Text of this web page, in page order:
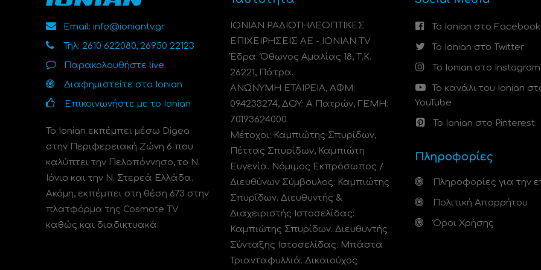
Email: info@ioniantv.gr
Τηλ: 2610 622080, 26950 22123
Παρακολουθήστε live
Διαφημιστείτε στο Ionian
Επικοινωνήστε με το Ionian
Το Ionian εκπέμπει μέσω Digea
στην Περιφερειακή Ζώνη 6 που
καλύπτει την Πελοπόννησο, το N.
Ιόνιο και την Ν. Στερεά Ελλάδα.
Ακόμη, εκπέμπει στη θέση 673 στην
πλατφόρμα της Cosmote TV
καθώς και διαδικτυακά.
ΙΟΝΙΑΝ ΡΑΔΙΟΤΗΛΕΟΠΤΙΚΕΣ
ΕΠΙΧΕΙΡΗΣΕΙΣ ΑΕ - IONIAN TV
Έδρα: Όθωνος Αμαλίας 18, Τ.Κ.
26221, Πάτρα.
ΑΝΩΝΥΜΗ ΕΤΑΙΡΕΙΑ, ΑΦΜ:
094233274, ΔΟΥ: A Πατρών, ΓΕΜΗ:
70193624000.
Μέτοχοι: Καμπιώτης Σπυρίδων,
Πέττας Σπυρίδων, Καμπιώτη
Ευγενία. Νόμιμος Εκπρόσωπος /
Διευθύνων Σύμβουλος: Καμπιώτης
Σπυρίδων. Διευθυντής &
Διαχειριστής Ιστοσελίδας:
Καμπιώτης Σπυρίδων. Διευθυντής
Σύνταξης Ιστοσελίδας: Μπάστα
Τριανταφυλλιά. Δικαιούχος
Το Ionian στο Facebook
Το Ionian στο Twitter
Το Ionian στο Instagram
Το κανάλι του Ionian
YouTube
Το Ionian στο Pinterest
Πληροφορίες
Πληροφορίες για την
Πολιτική Απορρήτου
Όροι Χρήσης